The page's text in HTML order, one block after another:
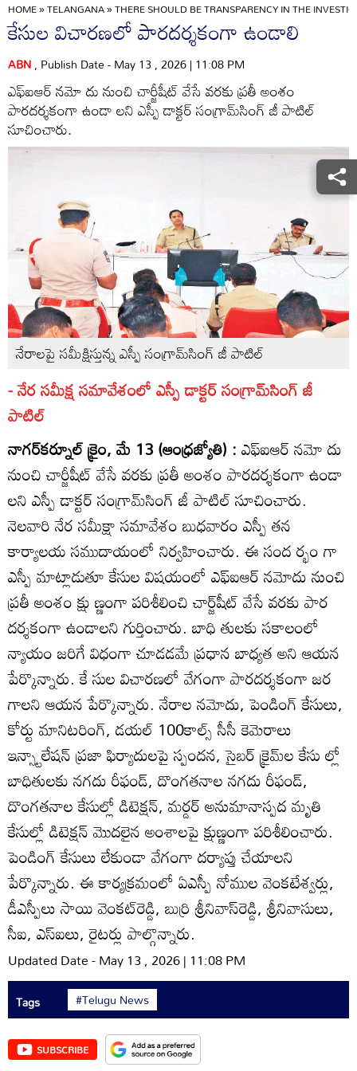
HOME»TELANGANA»THERE SHOULD BE TRANSPARENCY IN THE
కేసుల విచారణలో పారదర్శకంగా ఉండాలి
ABN, Publish Date - May 13 , 2026 | 11:08 PM
ఎఫ్‌ఐఆర్‌ నమో దు నుంచి చార్జీషీట్‌ వేసే వరకు ప్రతీ అంశం
పారదర్శకంగా ఉండా లని ఎస్పీ డాక్టర్‌ సంగ్రామ్‌సింగ్‌ జీ పాటిల్‌
సూచించారు.
నేరాలపై సమీక్షిస్తున్న ఎస్పీ సంగ్రామ్‌సింగ్‌ జీ పాటిల్‌
- నేర సమీక్ష సమావేశంలో ఎస్పీ డాక్టర్‌ సంగ్రామ్‌సింగ్‌ జీ
పాటిల్‌
నాగర్‌కర్నూల్‌ క్రైం, మే 13 (ఆంధ్రజ్యోతి) :ఎఫ్‌ఐఆర్‌ నమో దు
నుంచి చార్జీషీట్‌ వేసే వరకు ప్రతీ అంశం పారదర్శకంగా ఉండా
లని ఎస్పీ డాక్టర్‌ సంగ్రామ్‌సింగ్‌ జీ పాటిల్‌ సూచించారు.
నెలవారి నేర సమీక్షా సమావేశం బుధవారం ఎస్పీ తన
కార్యాలయ సముదాయంలో నిర్వహించారు. ఈ సంద ర్భం గా
ఎస్పీ మాట్లాడుతూ కేసుల విషయంలో ఎఫ్‌ఐఆర్‌ నమోదు నుంచి
ప్రతీ అంశం క్షు ణ్ణంగా పరిశీలించి చార్జ్‌షీట్‌ వేసే వరకు పార
దర్శకంగా ఉండాలని గుర్తించారు. బాధి తులకు సకాలంలో
న్యాయం జరిగే విధంగా చూడడమే ప్రధాన బాధ్యత అని ఆయన
పేర్కొన్నారు. కే సుల విచారణలో వేగంగా పారదర్శకంగా జర
గాలని ఆయన పేర్కొన్నారు. నేరాల నమోదు, పెండింగ్‌ కేసులు,
కోర్టు మానిటరింగ్‌, డయల్‌ 100కాల్స్‌ సీసీ కెమెరాలు
ఇన్స్టాలేషన్‌ ప్రజా ఫిర్యాదులపై స్పందన, సైబర్‌ క్రైమ్‌ల కేసు ల్లో
బాధితులకు నగదు రీఫండ్‌, దొంగతనాల నగదు రీఫండ్‌,
దొంగతనాల కేసుల్లో డిటెక్షన్‌, మర్డర్‌ అనుమానాస్పద మృతి
కేసుల్లో డిటెక్షన్‌ మొదలైన అంశాలపై క్షుణ్ణంగా పరిశీలించారు.
పెండింగ్‌ కేసులు లేకుండా వేగంగా దర్యాప్తు చేయాలని
పేర్కొన్నారు. ఈ కార్యక్రమంలో ఏఎస్పీ నోముల వెంకటేశ్వర్లు,
డీఎస్పీలు సాయి వెంకట్‌రెడ్డి, బుర్రి శ్రీనివాస్‌రెడ్డి, శ్రీనివాసులు,
సీఐ, ఎస్‌ఐలు, రైటర్లు పాల్గొన్నారు.
Updated Date - May 13 , 2026 | 11:08 PM
Tags #Telugu News
SUBSCRIBE